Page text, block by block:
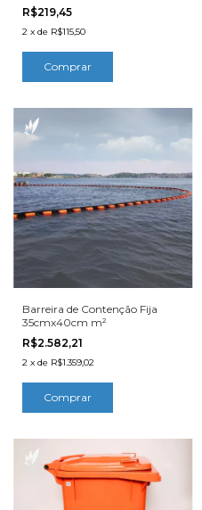
R$219,45
2 x de R$115,50
Barreira de Contenção Fija
35cmx40cm m²
R$2.582,21
2 x de R$1.359,02